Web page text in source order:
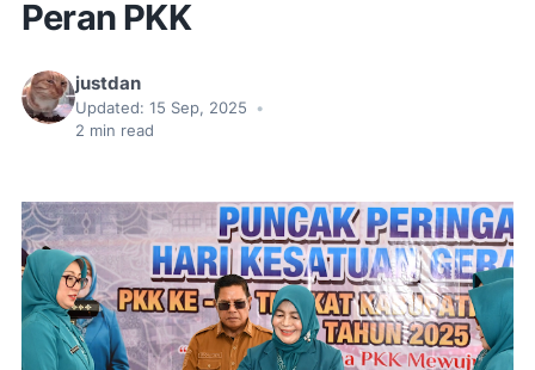
Peran PKK
justdan
Updated: 15 Sep, 2025
•
2 min read